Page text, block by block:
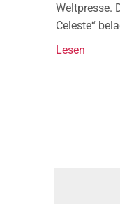
Weltpresse.
Celeste“
Lesen